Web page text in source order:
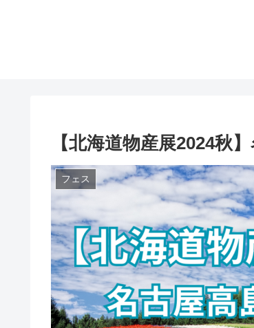
【北海道物産展2024秋
フェス